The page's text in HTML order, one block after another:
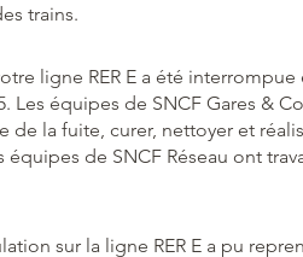
trains.
ligne RER E a été interrompue
Les équipes de SNCF Gares &
de la fuite, curer, nettoyer et
de SNCF Réseau ont
sur la ligne RER E a pu